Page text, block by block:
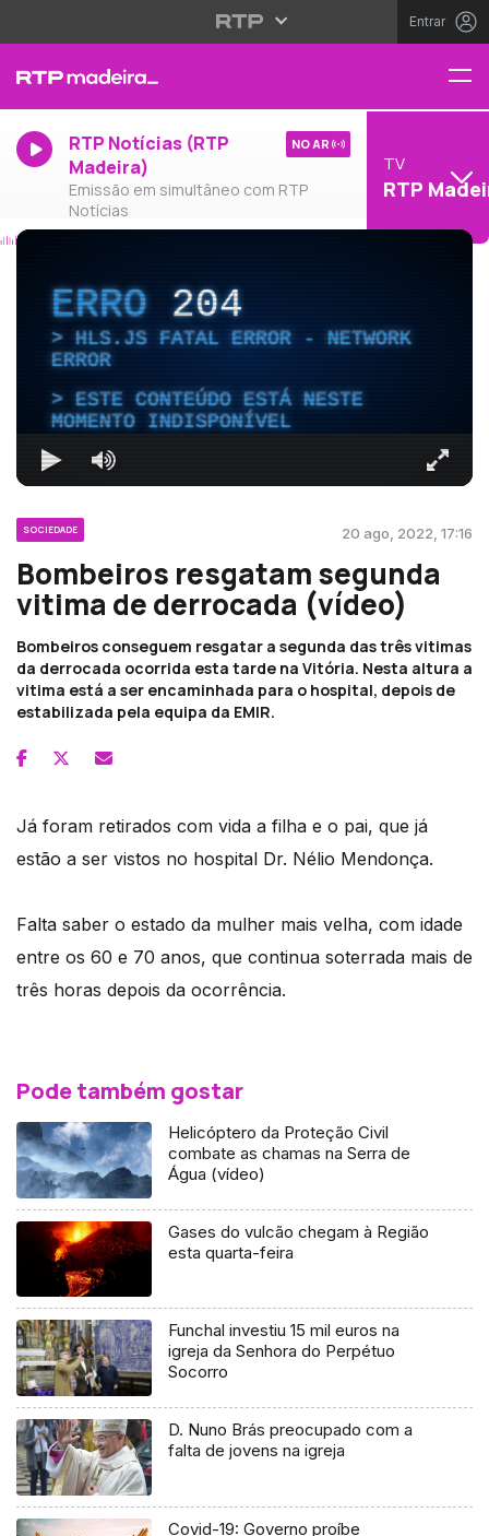
Entrar
RTP Notícias (RTP
Madeira)
Emissão em simultâneo com RTP
Notícias
NO AR
TV
RTP
ERRO204
HLS.JS FATAL ERROR - NETWORK
ERROR
ESTE CONTEÚDO ESTÁ NESTE
MOMENTO INDISPONÍVEL
SOCIEDADE 20 ago, 2022, 17:16
Bombeiros resgatam segunda
vitima de derrocada (vídeo)
Bombeiros conseguem resgatar a segunda das três vitimas
da derrocada ocorrida esta tarde na Vitória. Nesta altura a
vitima está a ser encaminhada para o hospital, depois de
estabilizada pela equipa da EMIR.
Já foram retirados com vida a filha e o pai, que já
estão a ser vistos no hospital Dr. Nélio Mendonça.
Falta saber o estado da mulher mais velha, com idade
entre os 60 e 70 anos, que continua soterrada mais de
três horas depois da ocorrência.
Pode também gostar
Helicóptero da Proteção Civil
combate as chamas na Serra de
Água (vídeo)
Gases do vulcão chegam à Região
esta quarta-feira
Funchal investiu 15 mil euros na
igreja da Senhora do Perpétuo
Socorro
D. Nuno Brás preocupado com a
falta de jovens na igreja
Covid-19: Governo proíbe